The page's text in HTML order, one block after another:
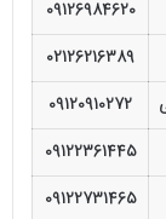
09126984620
02126216389
09120910272
09122361445